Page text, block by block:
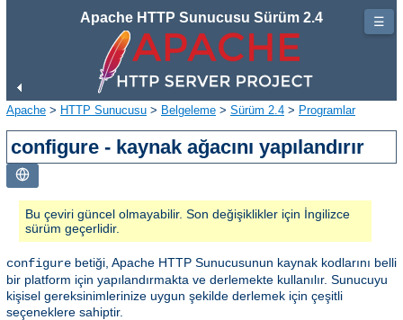
Apache HTTP Sunucusu Sürüm 2.4
Apache > HTTP Sunucusu > Belgeleme > Sürüm 2.4 > Programlar
configure - kaynak ağacını yapılandırır
Bu çeviri güncel olmayabilir. Son değişiklikler için İngilizce
sürüm geçerlidir.
configure betiği, Apache HTTP Sunucusunun kaynak kodlarını belli
bir platform için yapılandırmakta ve derlemekte kullanılır. Sunucuyu
kişisel gereksinimlerinize uygun şekilde derlemek için çeşitli
seçeneklere sahiptir.
☰